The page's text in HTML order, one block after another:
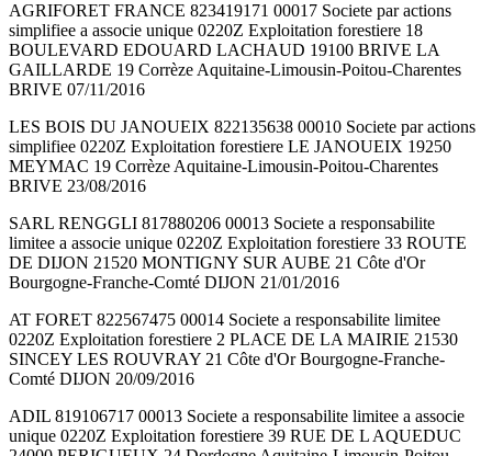
AGRIFORET FRANCE 823419171 00017 Societe par actions
simplifiee a associe unique 0220Z Exploitation forestiere 18
BOULEVARD EDOUARD LACHAUD 19100 BRIVE LA
GAILLARDE 19 Corrèze Aquitaine-Limousin-Poitou-Charentes
BRIVE 07/11/2016
LES BOIS DU JANOUEIX 822135638 00010 Societe par actions
simplifiee 0220Z Exploitation forestiere LE JANOUEIX 19250
MEYMAC 19 Corrèze Aquitaine-Limousin-Poitou-Charentes
BRIVE 23/08/2016
SARL RENGGLI 817880206 00013 Societe a responsabilite
limitee a associe unique 0220Z Exploitation forestiere 33 ROUTE
DE DIJON 21520 MONTIGNY SUR AUBE 21 Côte d'Or
Bourgogne-Franche-Comté DIJON 21/01/2016
AT FORET 822567475 00014 Societe a responsabilite limitee
0220Z Exploitation forestiere 2 PLACE DE LA MAIRIE 21530
SINCEY LES ROUVRAY 21 Côte d'Or Bourgogne-Franche-
Comté DIJON 20/09/2016
ADIL 819106717 00013 Societe a responsabilite limitee a associe
unique 0220Z Exploitation forestiere 39 RUE DE L AQUEDUC